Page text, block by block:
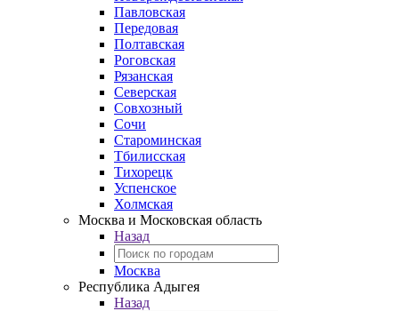
Павловская
Передовая
Полтавская
Роговская
Рязанская
Северская
Совхозный
Сочи
Староминская
Тбилисская
Тихорецк
Успенское
Холмская
Москва и Московская область
Назад
Москва
Республика Адыгея
Назад